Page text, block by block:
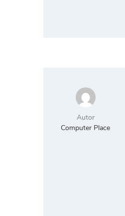
Autor
Computer Place